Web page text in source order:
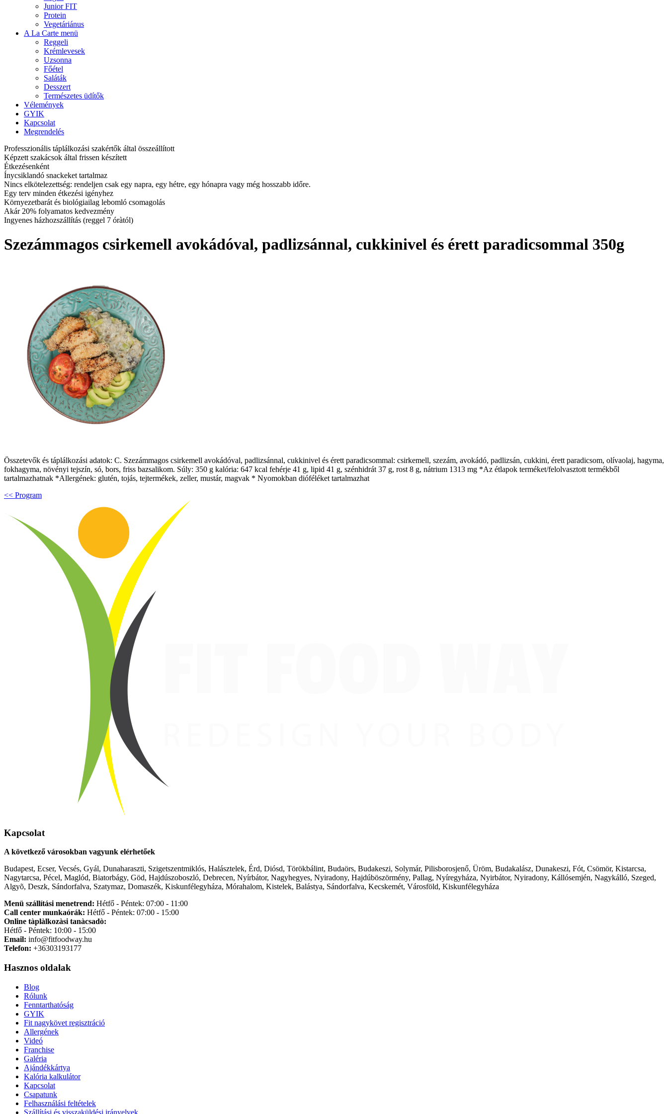
Junior FIT
Protein
Vegetáriánus
A La Carte menü
Reggeli
Krémlevesek
Uzsonna
Főétel
Saláták
Desszert
Természetes üdítők
Vélemények
GYIK
Kapcsolat
Megrendelés
Professzionális táplálkozási szakértők által összeállított
Képzett szakácsok által frissen készített
Étkezésenként
Ínycsiklandó snackeket tartalmaz
Nincs elkötelezettség: rendeljen csak egy napra, egy hétre, egy hónapra vagy még hosszabb időre.
Egy terv minden étkezési igényhez
Környezetbarát és biológiailag lebomló csomagolás
Akár 20% folyamatos kedvezmény
Ingyenes házhozszállítás (reggel 7 óràtól)
Szezámmagos csirkemell avokádóval, padlizsánnal, cukkinivel és érett paradicsommal 350g
Összetevők és táplálkozási adatok: C. Szezámmagos csirkemell avokádóval, padlizsánnal, cukkinivel és érett paradicsommal: csirkemell, szezám, avokádó, padlizsán, cukkini, érett paradicsom, olívaolaj, hagyma,
fokhagyma, növényi tejszín, só, bors, friss bazsalikom. Súly: 350 g kalória: 647 kcal fehérje 41 g, lipid 41 g, szénhidrát 37 g, rost 8 g, nátrium 1313 mg *Az étlapok terméket/felolvasztott termékből
tartalmazhatnak *Allergének: glutén, tojás, tejtermékek, zeller, mustár, magvak * Nyomokban dióféléket tartalmazhat
<< Program
Kapcsolat
A következő városokban vagyunk elérhetőek
Budapest, Ecser, Vecsés, Gyál, Dunaharaszti, Szigetszentmiklós, Halásztelek, Érd, Diósd, Törökbálint, Budaörs, Budakeszi, Solymár, Pilisborosjenő, Üröm, Budakalász, Dunakeszi, Fót, Csömör, Kistarcsa,
Nagytarcsa, Pécel, Maglód, Biatorbágy, Göd, Hajdúszoboszló, Debrecen, Nyírbátor, Nagyhegyes, Nyiradony, Hajdúböszörmény, Pallag, Nyíregyháza, Nyirbátor, Nyiradony, Kállósemjén, Nagykálló, Szeged,
Algyõ, Deszk, Sándorfalva, Szatymaz, Domaszék, Kiskunfélegyháza, Mórahalom, Kistelek, Balástya, Sándorfalva, Kecskemét, Városföld, Kiskunfélegyháza
Menü szállítási menetrend: Hétfő - Péntek: 07:00 - 11:00
Call center munkaórák: Hétfő - Péntek: 07:00 - 15:00
Online tàplàlkozàsi tanàcsadò:
Hétfő - Péntek: 10:00 - 15:00
Email: info@fitfoodway.hu
Telefon: +36303193177
Hasznos oldalak
Blog
Rólunk
Fenntarthatóság
GYIK
Fit nagykövet regisztráció
Allergének
Videó
Franchise
Galéria
Ajándékkártya
Kalória kalkulátor
Kapcsolat
Csapatunk
Felhasználási feltételek
Szállítási és visszaküldési irányelvek